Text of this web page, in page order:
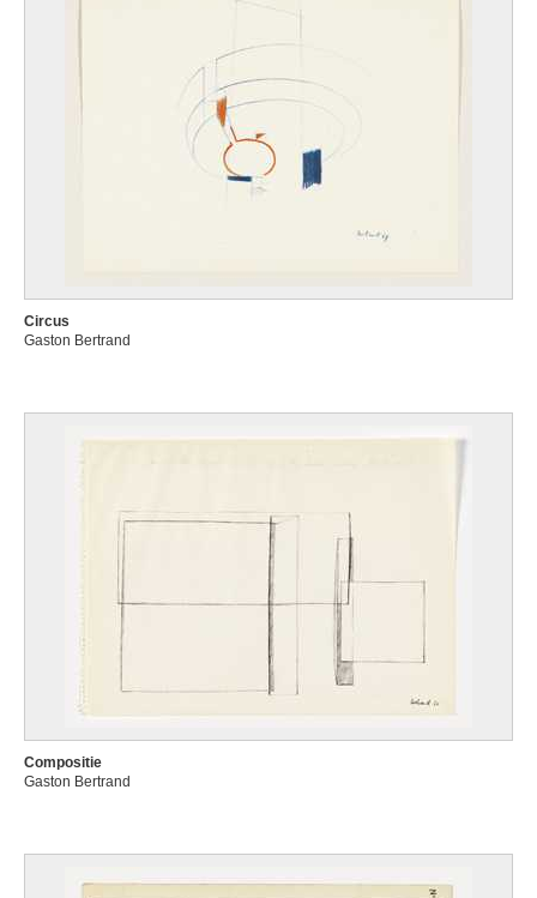
Circus
Gaston Bertrand
Compositie
Gaston Bertrand